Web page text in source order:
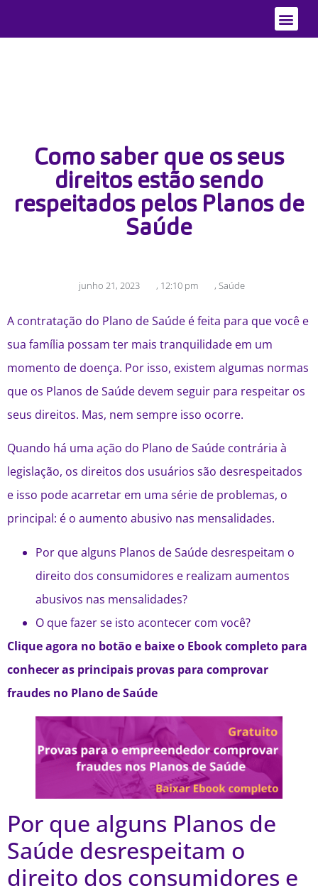
Como saber que os seus
direitos estão sendo
respeitados pelos Planos de
Saúde
junho 21, 2023 , 12:10 pm , Saúde
A contratação do Plano de Saúde é feita para que você e
sua família possam ter mais tranquilidade em um
momento de doença. Por isso, existem algumas normas
que os Planos de Saúde devem seguir para respeitar os
seus direitos. Mas, nem sempre isso ocorre.
Quando há uma ação do Plano de Saúde contrária à
legislação, os direitos dos usuários são desrespeitados
e isso pode acarretar em uma série de problemas, o
principal: é o aumento abusivo nas mensalidades.
Por que alguns Planos de Saúde desrespeitam o
direito dos consumidores e realizam aumentos
abusivos nas mensalidades?
O que fazer se isto acontecer com você?
Clique agora no botão e baixe o Ebook completo para
conhecer as principais provas para comprovar
fraudes no Plano de Saúde
Por que alguns Planos de
Saúde desrespeitam o
direito dos consumidores e